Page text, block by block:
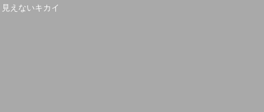
見えないキカイ